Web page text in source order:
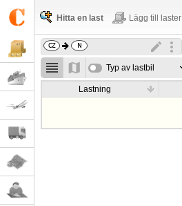
Hitta en last Lägg till laster
Typ av lastbil
Lastning